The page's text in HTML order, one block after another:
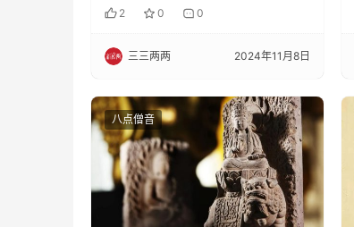
2 0 0
三三两两 2024年11月8日
八点僧音